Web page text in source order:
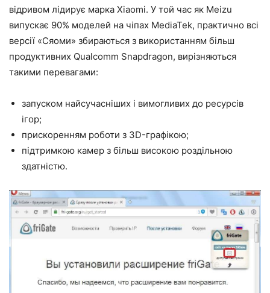
відривом лідирує марка Xiaomi. У той час як Meizu
випускає 90% моделей на чіпах MediaTek, практично всі
версії «Сяоми» збираються з використанням більш
продуктивних Qualcomm Snapdragon, вирізняються
такими перевагами:
запуском найсучасніших і вимогливих до ресурсів
ігор;
прискоренням роботи з 3D-графікою;
підтримкою камер з більш високою роздільною
здатністю.